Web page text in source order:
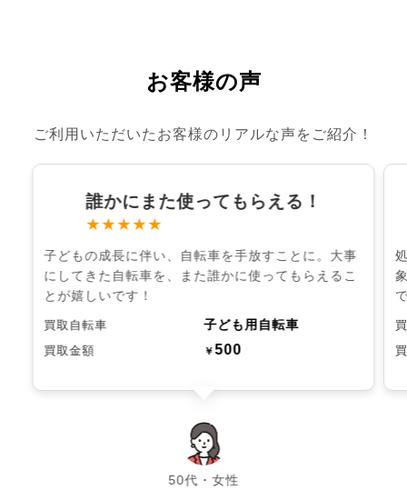
お客様の声
ご利用いただいたお客様のリアルな声をご紹介！
誰かにまた使ってもらえる！
★★★★★
子どもの成長に伴い、自転車を手放すことに。大事
にしてきた自転車を、また誰かに使ってもらえるこ
とが嬉しいです！
買取自転車 子ども用自転車
買取金額 ￥500
50代・女性
chevron_left chevron_right